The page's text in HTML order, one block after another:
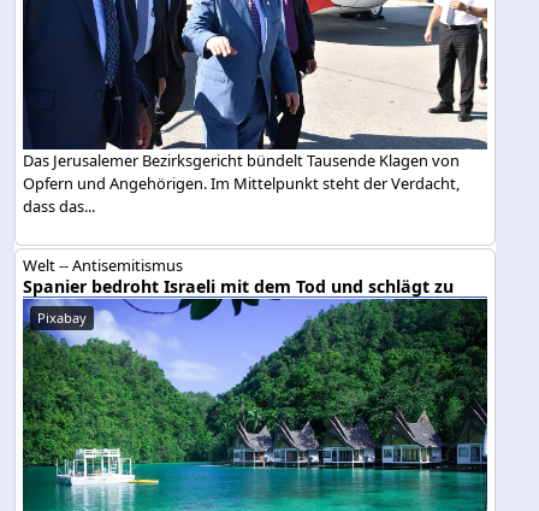
Das Jerusalemer Bezirksgericht bündelt Tausende Klagen von
Opfern und Angehörigen. Im Mittelpunkt steht der Verdacht,
dass das...
Welt -- Antisemitismus
Spanier bedroht Israeli mit dem Tod und schlägt zu
Pixabay